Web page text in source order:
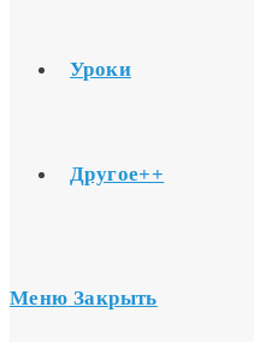
Уроки
Другое++
Меню Закрыть